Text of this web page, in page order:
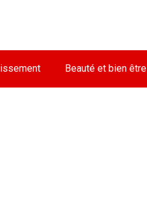
Beauté et bien être